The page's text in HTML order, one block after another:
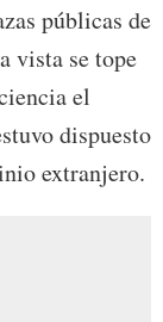
públicas de
vista se tope
el
dispuesto
extranjero.